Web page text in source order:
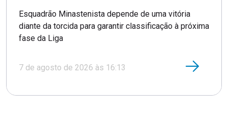
Esquadrão Minastenista depende de uma vitória
diante da torcida para garantir classificação à próxima
fase da Liga
7 de agosto de 2026 às 16:13